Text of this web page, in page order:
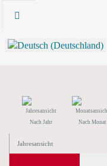
Nach Jahr Nach Monat
Jahresansicht